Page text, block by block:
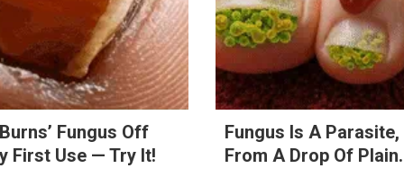
Fungus Off
First Use — Try It!
Fungus Is A
From A Drop Of